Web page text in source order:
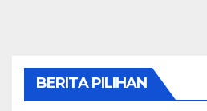
BERITA PILIHAN